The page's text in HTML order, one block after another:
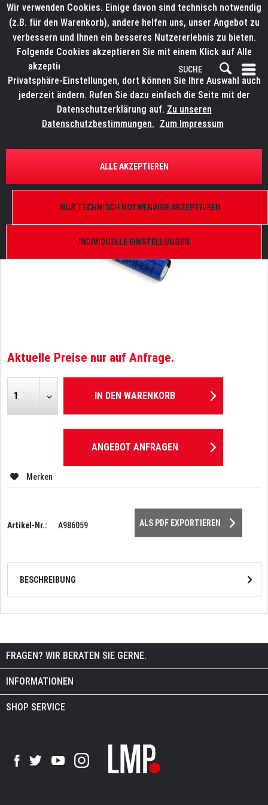
ÜBERSICHT ERSATZTEILE
Aktuelle Preise nur auf Anfrage.
IN DEN WARENKORB
ANGEBOT ANFRAGEN
Merken
Artikel-Nr.: A986059 ALS PDF EXPORTIEREN
BESCHREIBUNG
FRAGEN? WIR BERATEN SIE GERNE.
INFORMATIONEN
SHOP SERVICE
Wir verwenden Cookies. Einige davon sind technisch notwendig
(z.B. für den Warenkorb), andere helfen uns, unser Angebot zu
verbessern und Ihnen ein besseres Nutzererlebnis zu bieten.
Folgende Cookies akzeptieren Sie mit einem Klick auf Alle
akzeptieren. Weitere Informationen finden Sie in den
Privatsphäre-Einstellungen, dort können Sie Ihre Auswahl auch
jederzeit ändern. Rufen Sie dazu einfach die Seite mit der
Datenschutzerklärung auf. Zu unseren
Datenschutzbestimmungen. Zum Impressum
INDIVIDUELLE EINSTELLUNGEN
NUR TECHNISCH NOTWENDIGE AKZEPTIEREN
ALLE AKZEPTIEREN